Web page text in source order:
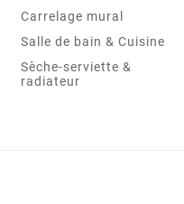
Carrelage mural
Salle de bain & Cuisine
Sèche-serviette &
radiateur